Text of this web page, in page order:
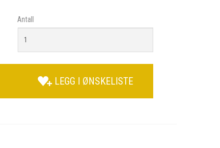
Antall
LEGG I ØNSKELISTE